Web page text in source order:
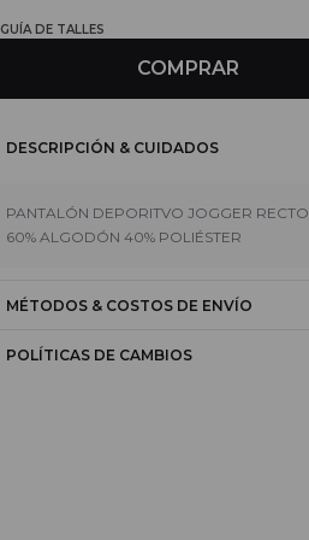
GUÍA DE TALLES
COMPRAR
DESCRIPCIÓN & CUIDADOS
PANTALÓN DEPORITVO JOGGER RECTO
60% ALGODÓN 40% POLIÉSTER
MÉTODOS & COSTOS DE ENVÍO
POLÍTICAS DE CAMBIOS